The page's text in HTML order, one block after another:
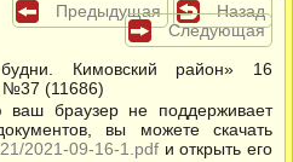
Предыдущая
Назад
Следующая
Кимовский район» 16
№37 (11686)
ваш браузер не поддерживает
вы можете скачать
2021-09-16-1.pdf и открыть его